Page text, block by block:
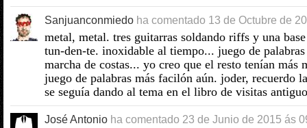
Sanjuanconmiedo ha comentado 13 de Octubre de
metal, metal. tres guitarras soldando riffs y una
tun-den-te. inoxidable al tiempo... juego de
marcha de costas... yo creo que el resto tenían más
juego de palabras más facilón aún. joder, recuerdo
se seguía dando al tema en el libro de visitas
José Antonio ha comentado 23 de Junio de 2015 ás